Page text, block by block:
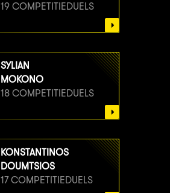
19 COMPETITIEDUELS
SYLIAN
MOKONO
18 COMPETITIEDUELS
KONSTANTINOS
DOUMTSIOS
17 COMPETITIEDUELS